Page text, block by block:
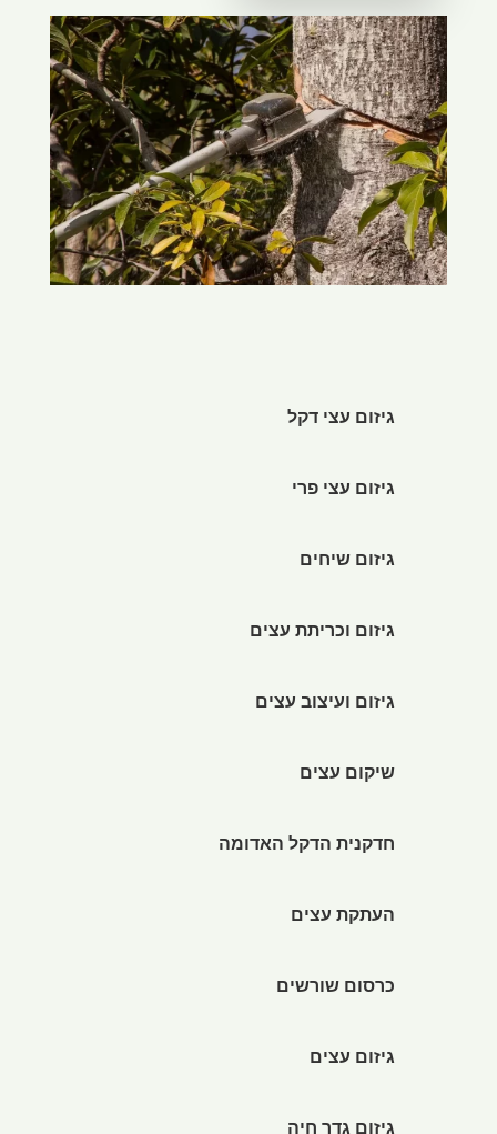
גיזום עצי דקל
גיזום עצי פרי
גיזום שיחים
גיזום וכריתת עצים
גיזום ועיצוב עצים
שיקום עצים
חדקנית הדקל האדומה
העתקת עצים
כרסום שורשים
גיזום עצים